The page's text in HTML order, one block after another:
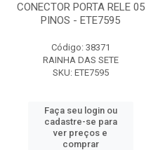
CONECTOR PORTA RELE 05
PINOS - ETE7595
Código: 38371
RAINHA DAS SETE
SKU: ETE7595
Faça seu login ou
cadastre-se para
ver preços e
comprar